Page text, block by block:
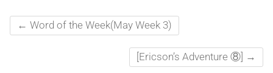
← Word of the Week(May Week 3)
[Ericson’s Adventure ⑧] →